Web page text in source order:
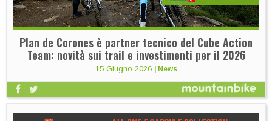
Plan de Corones è partner tecnico del Cube Action
Team: novità sui trail e investimenti per il 2026
15 Giugno 2026 | News